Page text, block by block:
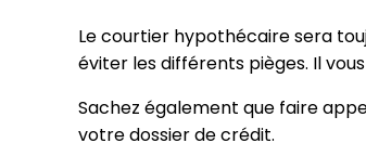
Le courtier hypothécaire sera
éviter les différents pièges. Il
Sachez également que faire
votre dossier de crédit.